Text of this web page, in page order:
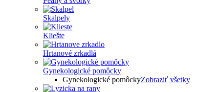
Skalpely
Kliešte
Hrtanové zrkadlá
Gynekologické pomôcky
Gynekologické pomôckyZobraziť všetky